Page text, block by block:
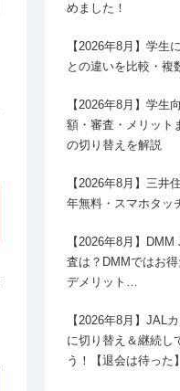
めました！
【2026年8月】学生
との違いを比較・複
【2026年8月】学生
額・審査・メリット
の切り替えを解説
【2026年8月】三井
年無料・スマホタッ
【2026年8月】
査は？DMMではお
デメリット…
【2026年8月】JAL
に切り替え＆継続し
う！【退会は待った】